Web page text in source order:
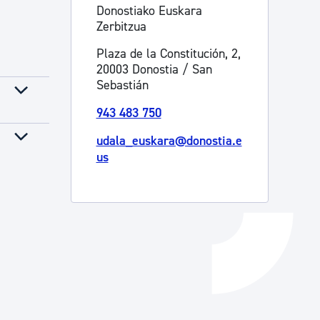
Catálogo de trámites
Ayuda a la tramitación
Donostiako Euskara
Zerbitzua
Plaza de la Constitución, 2,
20003 Donostia / San
Sebastián
943 483 750
udala_euskara@donostia.e
us